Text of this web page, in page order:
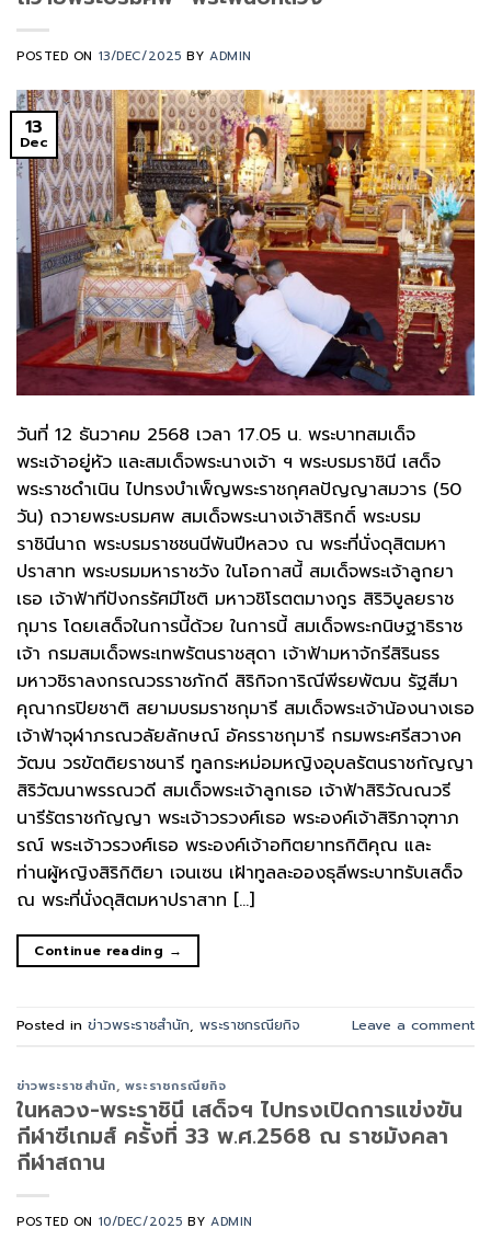
POSTED ON 13/DEC/2025 BYADMIN
13
Dec
วันที่ 12 ธันวาคม 2568 เวลา 17.05 น. พระบาทสมเด็จ
พระเจ้าอยู่หัว และสมเด็จพระนางเจ้า ฯ พระบรมราชินี เสด็จ
พระราชดำเนิน ไปทรงบำเพ็ญพระราชกุศลปัญญาสมวาร (50
วัน) ถวายพระบรมศพ สมเด็จพระนางเจ้าสิริกดิ์ พระบรม
ราชินีนาถ พระบรมราชชนนีพันปีหลวง ณ พระที่นั่งดุสิตมหา
ปราสาท พระบรมมหาราชวัง ในโอกาสนี้ สมเด็จพระเจ้าลูกยา
เธอ เจ้าฟ้าทีปังกรรัศมีโชติ มหาวชิโรตตมางกูร สิริวิบูลยราช
กุมาร โดยเสด็จในการนี้ด้วย ในการนี้ สมเด็จพระกนิษฐาธิราช
เจ้า กรมสมเด็จพระเทพรัตนราชสุดา เจ้าฟ้ามหาจักรีสิรินธร
มหาวชิราลงกรณวรราชภักดี สิริกิจการิณีพีรยพัฒน รัฐสีมา
คุณากรปิยชาติ สยามบรมราชกุมารี สมเด็จพระเจ้าน้องนางเธอ
เจ้าฟ้าจุฬาภรณวลัยลักษณ์ อัครราชกุมารี กรมพระศรีสวางค
วัฒน วรขัตติยราชนารี ทูลกระหม่อมหญิงอุบลรัตนราชกัญญา
สิริวัฒนาพรรณวดี สมเด็จพระเจ้าลูกเธอ เจ้าฟ้าสิริวัณณวรี
นารีรัตราชกัญญา พระเจ้าวรวงศ์เธอ พระองค์เจ้าสิริภาจุฑาภ
รณ์ พระเจ้าวรวงศ์เธอ พระองค์เจ้าอทิตยาทรกิติคุณ และ
ท่านผู้หญิงสิริกิติยา เจนเซน เฝ้าทูลละอองธุลีพระบาทรับเสด็จ
ณ พระที่นั่งดุสิตมหาปราสาท […]
Continue reading →
Posted in ข่าวพระราชสำนัก, พระราชกรณียกิจ Leave a comment
ข่าวพระราชสำนัก, พระราชกรณียกิจ
ในหลวง-พระราชินี เสด็จฯ ไปทรงเปิดการแข่งขัน
กีฬาซีเกมส์ ครั้งที่ 33 พ.ศ.2568 ณ ราชมังคลา
กีฬาสถาน
POSTED ON 10/DEC/2025 BYADMIN